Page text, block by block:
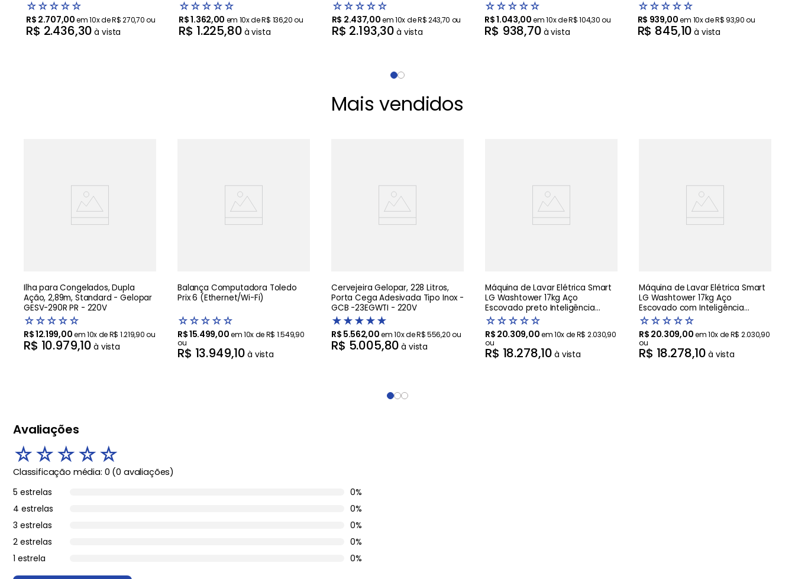
☆☆☆☆☆
R$ 2.707,00em10x deR$270,70ou
R$ 2.436,30 à vista
☆☆☆☆☆
R$1.362,00 em 10x deR$ 136,20ou
R$ 1.225,80 à vista
☆☆☆☆☆
R$ 2.437,00em10x deR$243,70 ou
R$ 2.193,30 à vista
☆☆☆☆☆
R$1.043,00em10x deR$104,30ou
R$ 938,70 à vista
☆☆☆☆☆
R$ 939,00em 10x deR$ 93,90ou
R$ 845,10 à vista
Mais vendidos
Ilha para Congelados, Dupla
Ação, 2,89m, Standard - Gelopar
GESV-290R PR - 220V
☆☆☆☆☆
R$12.199,00em10x deR$ 1.219,90ou
R$ 10.979,10 à vista
Balança Computadora Toledo
Prix 6 (Ethernet/Wi-Fi)
☆☆☆☆☆
R$15.499,00em10x deR$ 1.549,90
ou
R$ 13.949,10 à vista
Cervejeira Gelopar, 228 Litros,
Porta Cega Adesivada Tipo Inox -
GCB -23EGWTI - 220V
★★★★★
R$ 5.562,00em10x deR$556,20ou
R$ 5.005,80 à vista
Máquina de Lavar Elétrica Smart
LG Washtower 17kg Aço
Escovado preto Inteligência
Artificial AIDD - WK17BS6A
☆☆☆☆☆
R$ 20.309,00em10x deR$ 2.030,90
ou
R$ 18.278,10 à vista
Máquina de Lavar Elétrica Smart
LG Washtower 17kg Aço
Escovado com Inteligência
Artificial AIDD - WK17VS6A -220V
☆☆☆☆☆
R$ 20.309,00em10x deR$ 2.030,90
ou
R$ 18.278,10 à vista
Avaliações
☆☆☆☆☆
Classificação média: 0 (0 avaliações)
5 estrelas
0%
4 estrelas
0%
3 estrelas
0%
2 estrelas
0%
1 estrela
0%